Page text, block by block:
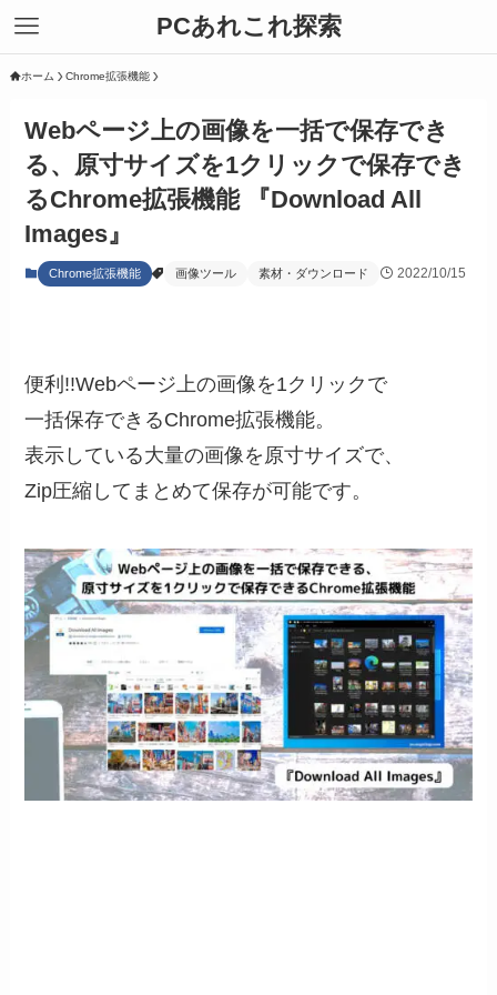
PCあれこれ探索
ホーム Chrome拡張機能
Webページ上の画像を一括で保存でき
る、原寸サイズを1クリックで保存でき
るChrome拡張機能 『Download All
Images』
Chrome拡張機能 画像ツール 素材・ダウンロード 2022/10/15
便利!!Webページ上の画像を1クリックで
一括保存できるChrome拡張機能。
表示している大量の画像を原寸サイズで、
Zip圧縮してまとめて保存が可能です。